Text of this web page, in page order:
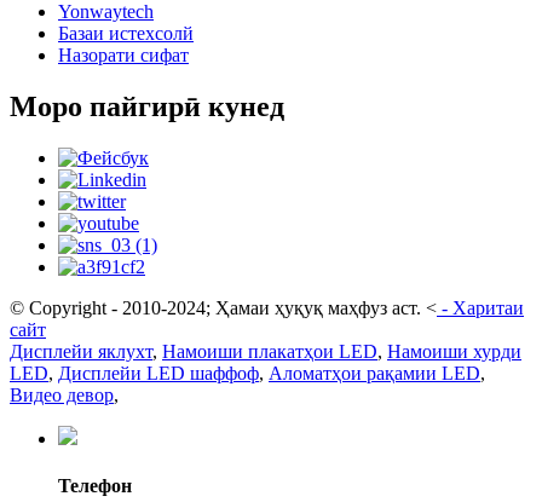
Yonwaytech
Базаи истехсолй
Назорати сифат
Моро пайгирӣ кунед
© Copyright - 2010-2024; Ҳамаи ҳуқуқ маҳфуз аст. < - Харитаи
сайт
Дисплейи яклухт, Намоиши плакатҳои LED, Намоиши хурди
LED, Дисплейи LED шаффоф, Аломатҳои рақамии LED,
Видео девор,
Телефон